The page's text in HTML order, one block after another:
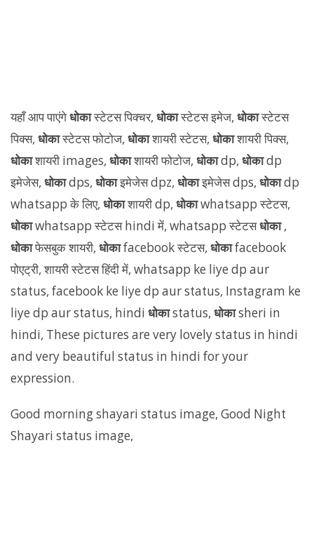
यहाँ आप पाएंगेधोकास्टेटस पिक्चर, धोकास्टेटस इमेज, धोकास्टेटस
पिक्स, धोकास्टेटस फोटोज, धोकाशायरी स्टेटस, धोकाशायरी पिक्स,
धोकाशायरी images, धोकाशायरी फोटोज, धोकाdp, धोकाdp
इमेजेस, धोकाdps, धोकाइमेजेस dpz, धोकाइमेजेस dps, धोकाdp
whatsapp के लिए, धोकाशायरी dp, धोकाwhatsapp स्टेटस,
धोकाwhatsapp स्टेटस hindi में, whatsapp स्टेटसधोका,
धोकाफेसबुक शायरी, धोकाfacebook स्टेटस, धोकाfacebook
पोएट्री, शायरी स्टेटस हिंदी में, whatsapp ke liye dp aur
status, facebook ke liye dp aur status, Instagram ke
liye dp aur status, hindi धोकाstatus, धोकाsheri in
hindi, These pictures are very lovely status in hindi
and very beautiful status in hindi for your
expression.
Good morning shayari status image, Good Night
Shayari status image,